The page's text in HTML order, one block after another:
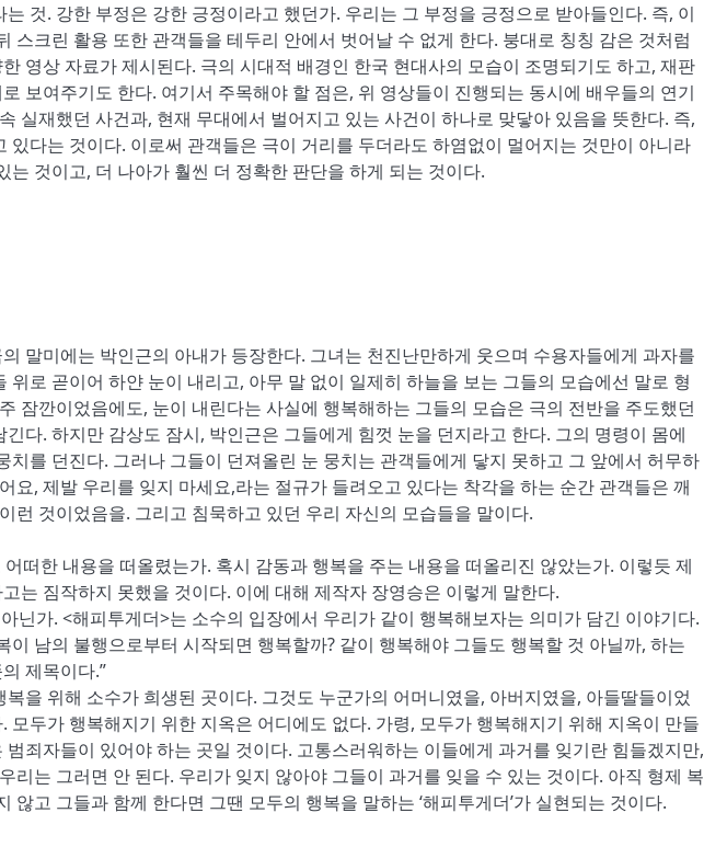
것. 강한 부정은 강한 긍정이라고 했던가. 우리는 그 부정을 긍정으로 받아들인다. 즉, 이
스크린 활용 또한 관객들을 테두리 안에서 벗어날 수 없게 한다. 붕대로 칭칭 감은 것처럼
영상 자료가 제시된다. 극의 시대적 배경인 한국 현대사의 모습이 조명되기도 하고, 재판
보여주기도 한다. 여기서 주목해야 할 점은, 위 영상들이 진행되는 동시에 배우들의 연기
실재했던 사건과, 현재 무대에서 벌어지고 있는 사건이 하나로 맞닿아 있음을 뜻한다. 즉,
있다는 것이다. 이로써 관객들은 극이 거리를 두더라도 하염없이 멀어지는 것만이 아니라
는 것이고, 더 나아가 훨씬 더 정확한 판단을 하게 되는 것이다.
말미에는 박인근의 아내가 등장한다. 그녀는 천진난만하게 웃으며 수용자들에게 과자를
위로 곧이어 하얀 눈이 내리고, 아무 말 없이 일제히 하늘을 보는 그들의 모습에선 말로 형
잠깐이었음에도, 눈이 내린다는 사실에 행복해하는 그들의 모습은 극의 전반을 주도했던
다. 하지만 감상도 잠시, 박인근은 그들에게 힘껏 눈을 던지라고 한다. 그의 명령이 몸에
치를 던진다. 그러나 그들이 던져올린 눈 뭉치는 관객들에게 닿지 못하고 그 앞에서 허무하
요, 제발 우리를 잊지 마세요,라는 절규가 들려오고 있다는 착각을 하는 순간 관객들은 깨
런 것이었음을. 그리고 침묵하고 있던 우리 자신의 모습들을 말이다.
떠한 내용을 떠올렸는가. 혹시 감동과 행복을 주는 내용을 떠올리진 않았는가. 이렇듯 제
는 짐작하지 못했을 것이다. 이에 대해 제작자 장영승은 이렇게 말한다.
닌가. <해피투게더>는 소수의 입장에서 우리가 같이 행복해보자는 의미가 담긴 이야기다.
이 남의 불행으로부터 시작되면 행복할까? 같이 행복해야 그들도 행복할 것 아닐까, 하는
제목이다.”
을 위해 소수가 희생된 곳이다. 그것도 누군가의 어머니였을, 아버지였을, 아들딸들이었
모두가 행복해지기 위한 지옥은 어디에도 없다. 가령, 모두가 행복해지기 위해 지옥이 만들
죄자들이 있어야 하는 곳일 것이다. 고통스러워하는 이들에게 과거를 잊기란 힘들겠지만,
리는 그러면 안 된다. 우리가 잊지 않아야 그들이 과거를 잊을 수 있는 것이다. 아직 형제 복
않고 그들과 함께 한다면 그땐 모두의 행복을 말하는 ‘해피투게더’가 실현되는 것이다.